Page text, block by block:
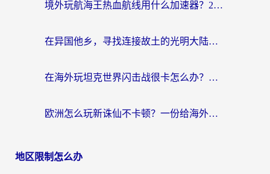
境外玩航海王热血航线用什么加速器？2026海外玩家实测最优方案（附欧洲问道堡垒前线加速技巧）
在异国他乡，寻找连接故土的光明大陆免费加速器
在海外玩坦克世界闪击战很卡怎么办？老玩家亲测有效的加速器选择指南
欧洲怎么玩新诛仙不卡顿？一份给海外游子的国服游戏畅玩指南
地区限制怎么办